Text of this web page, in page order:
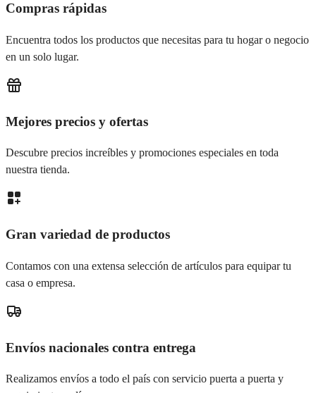
Compras rápidas
Encuentra todos los productos que necesitas para tu hogar o negocio
en un solo lugar.
Mejores precios y ofertas
Descubre precios increíbles y promociones especiales en toda
nuestra tienda.
Gran variedad de productos
Contamos con una extensa selección de artículos para equipar tu
casa o empresa.
Envíos nacionales contra entrega
Realizamos envíos a todo el país con servicio puerta a puerta y